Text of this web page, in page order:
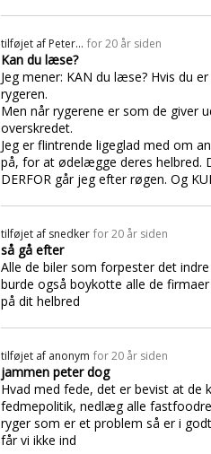
tilføjet af Peter... for 20 år siden
Kan du læse?
Jeg mener: KAN du læse? Hvis du
rygeren.
Men når rygerene er som de giver
overskredet.
Jeg er flintrende ligeglad med om
på, for at ødelægge deres helbred.
DERFOR går jeg efter røgen. Og
tilføjet af snedker for 20 år siden
så gå efter
Alle de biler som forpester det
burde også boykotte alle de
på dit helbred
tilføjet af anonym for 20 år siden
jammen peter dog
Hvad med fede, det er bevist at
fedmepolitik, nedlæg alle
ryger som er et problem så er i
får vi ikke ind